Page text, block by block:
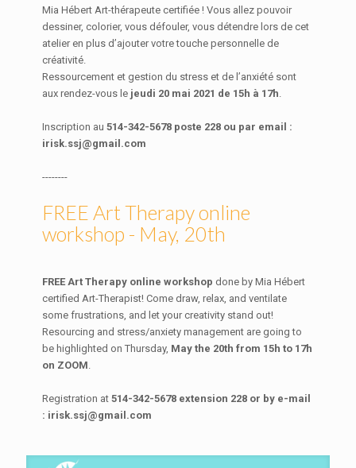
Mia Hébert Art-thérapeute certifiée ! Vous allez pouvoir
dessiner, colorier, vous défouler, vous détendre lors de cet
atelier en plus d’ajouter votre touche personnelle de
créativité.
Ressourcement et gestion du stress et de l’anxiété sont
aux rendez-vous le jeudi 20 mai 2021 de 15h à 17h.
Inscription au 514-342-5678 poste 228 ou par email :
irisk.ssj@gmail.com
--------
FREE Art Therapy online
workshop - May, 20th
FREE Art Therapy online workshop done by Mia Hébert
certified Art-Therapist! Come draw, relax, and ventilate
some frustrations, and let your creativity stand out!
Resourcing and stress/anxiety management are going to
be highlighted on Thursday, May the 20th from 15h to 17h
on ZOOM.
Registration at 514-342-5678 extension 228 or by e-mail
: irisk.ssj@gmail.com